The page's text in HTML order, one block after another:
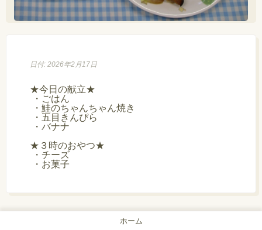
日付: 2026年2月17日
★今日の献立★
・ごはん
・鮭のちゃんちゃん焼き
・五目きんぴら
・バナナ
★３時のおやつ★
・チーズ
・お菓子
ホーム